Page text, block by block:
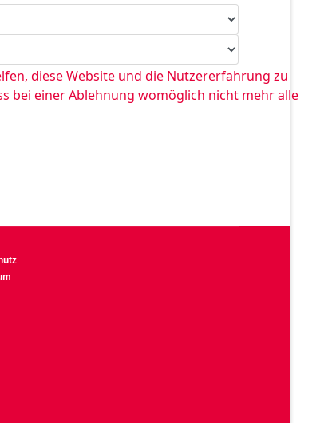
diese Website und die Nutzererfahrung zu
bei einer Ablehnung womöglich nicht mehr alle